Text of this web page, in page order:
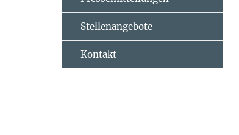
Stellenangebote
Kontakt